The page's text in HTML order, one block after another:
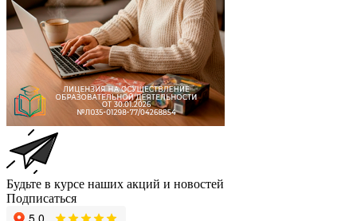
Будьте в курсе наших акций и новостей
Подписаться